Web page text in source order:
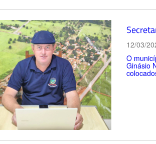
12/03/
O
Ginásio